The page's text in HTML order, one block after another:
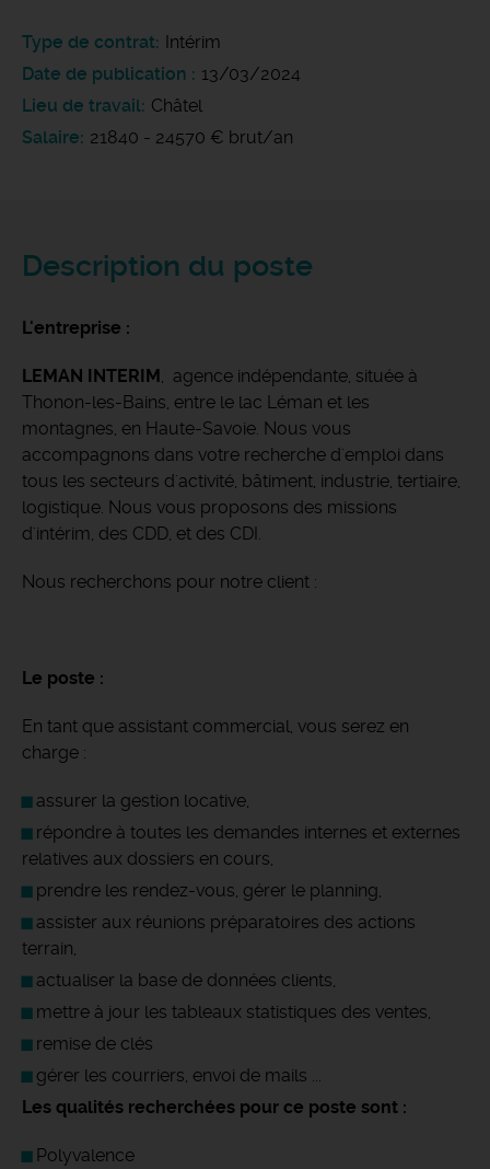
Type de contrat Intérim
Date de publication
13/03/2024
Lieu de travail Châtel
Salaire 21840 - 24570 € brut/an
Description du poste
L'entreprise :
LEMAN INTERIM, agence indépendante, située à
Thonon-les-Bains, entre le lac Léman et les
montagnes, en Haute-Savoie. Nous vous
accompagnons dans votre recherche d'emploi dans
tous les secteurs d'activité, bâtiment, industrie, tertiaire,
logistique. Nous vous proposons des missions
d'intérim, des CDD, et des CDI.
Nous recherchons pour notre client :
Le poste :
En tant que assistant commercial, vous serez en
charge :
assurer la gestion locative,
répondre à toutes les demandes internes et externes
relatives aux dossiers en cours,
prendre les rendez-vous, gérer le planning,
assister aux réunions préparatoires des actions
terrain,
actualiser la base de données clients,
mettre à jour les tableaux statistiques des ventes,
remise de clés
gérer les courriers, envoi de mails ...
Les qualités recherchées pour ce poste sont :
Polyvalence